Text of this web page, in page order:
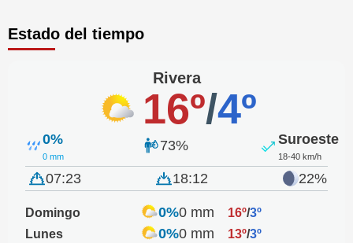
Estado del tiempo
Rivera
16º/4º
0%
0 mm
73% Suroeste
18-40 km/h
07:23 18:12 22%
Domingo 0%0 mm 16º/3º
Lunes
0%0 mm 13º/3º